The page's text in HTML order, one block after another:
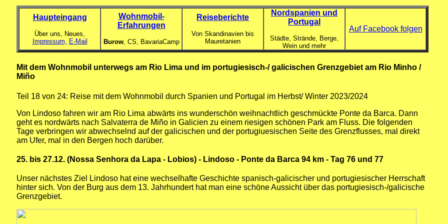
Haupteingang
Über uns, Neues,
Impressum, E-Mail
Wohnmobil-
Erfahrungen
Burow, CS, BavariaCamp
Reiseberichte
Von Skandinavien bis
Mauretanien
Nordspanien und
Portugal
Städte, Strände, Berge,
Wein und mehr
Auf Facebook folgen
Mit dem Wohnmobil unterwegs am Rio Lima und im portugiesisch-/ galicischen Grenzgebiet am Rio Minho /
Miño
Teil 18 von 24: Reise mit dem Wohnmobil durch Spanien und Portugal im Herbst/ Winter 2023/2024
Von Lindoso fahren wir am Rio Lima abwärts ins wunderschön weihnachtlich geschmückte Ponte da Barca. Dann
geht es nordwärts nach Salvaterra de Miño in Galicien zu einem riesigen schönen Park am Fluss. Die folgenden
Tage verbringen wir abwechselnd auf der galicischen und der portugiuesischen Seite des Grenzflusses, mal direkt
am Ufer, mal in den Bergen hoch darüber.
25. bis 27.12. (Nossa Senhora da Lapa - Lobios) - Lindoso - Ponte da Barca 94 km - Tag 76 und 77
Unser nächstes Ziel Lindoso hat eine wechselhafte Geschichte spanisch-galicischer und portugiesischer Herrschaft
hinter sich. Von der Burg aus dem 13. Jahrhundert hat man eine schöne Aussicht über das portugiesisch-/galicische
Grenzgebiet.